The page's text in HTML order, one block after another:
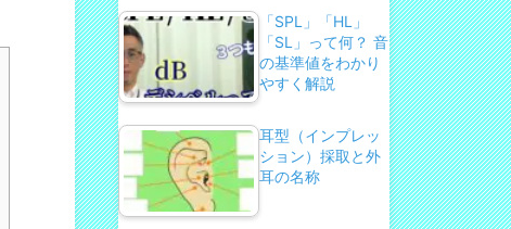
「SPL」「HL」
「SL」って何？ 音
の基準値をわかり
やすく解説
耳型（インプレッ
ション）採取と外
耳の名称